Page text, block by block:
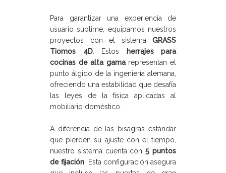
Para garantizar una experiencia de
usuario sublime, equipamos nuestros
proyectos con el sistema GRASS
Tiomos 4D. Estos
herrajes para
cocinas de alta gamarepresentan el
punto álgido de la ingeniería alemana,
ofreciendo una estabilidad que desafía
las leyes de la física aplicadas al
mobiliario doméstico.
A diferencia de las bisagras estándar
que pierden su ajuste con el tiempo,
nuestro sistema cuenta con5 puntos
de fijación . Esta configuración asegura